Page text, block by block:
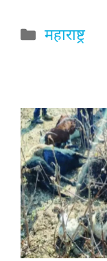
Categories
महाराष्ट्र